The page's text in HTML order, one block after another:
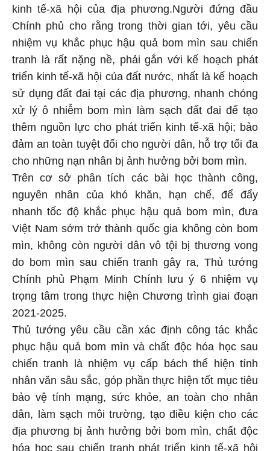
kinh tế-xã hội của địa phương.Người đứng đầu
Chính phủ cho rằng trong thời gian tới, yêu cầu
nhiệm vụ khắc phục hậu quả bom mìn sau chiến
tranh là rất nặng nề, phải gắn với kế hoạch phát
triển kinh tế-xã hội của đất nước, nhất là kế hoạch
sử dụng đất đai tại các địa phương, nhanh chóng
xử lý ô nhiễm bom mìn làm sạch đất đai để tạo
thêm nguồn lực cho phát triển kinh tế-xã hội; bảo
đảm an toàn tuyệt đối cho người dân, hỗ trợ tối đa
cho những nạn nhân bị ảnh hưởng bởi bom mìn.
Trên cơ sở phân tích các bài học thành công,
nguyên nhân của khó khăn, hạn chế, để đẩy
nhanh tốc độ khắc phục hậu quả bom mìn, đưa
Việt Nam sớm trở thành quốc gia không còn bom
mìn, không còn người dân vô tội bị thương vong
do bom mìn sau chiến tranh gây ra, Thủ tướng
Chính phủ Phạm Minh Chính lưu ý 6 nhiệm vụ
trọng tâm trong thực hiện Chương trình giai đoạn
2021-2025.
Thủ tướng yêu cầu cần xác định công tác khắc
phục hậu quả bom mìn và chất độc hóa học sau
chiến tranh là nhiệm vụ cấp bách thể hiện tính
nhân văn sâu sắc, góp phần thực hiện tốt mục tiêu
bảo vệ tính mạng, sức khỏe, an toàn cho nhân
dân, làm sạch môi trường, tạo điều kiện cho các
địa phương bị ảnh hưởng bởi bom mìn, chất độc
hóa học sau chiến tranh phát triển kinh tế-xã hội